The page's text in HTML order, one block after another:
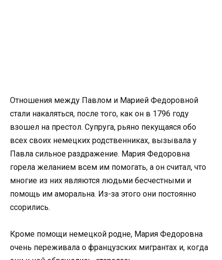
Отношения между Павлом и Марией Федоровной
стали накаляться, после того, как он в 1796 году
взошел на престол. Супруга, рьяно пекущаяся обо
всех своих немецких родственниках, вызывала у
Павла сильное раздражение. Мария Федоровна
горела желанием всем им помогать, а он считал, что
многие из них являются людьми бесчестными и
помощь им аморальна. Из-за этого они постоянно
ссорились.
Кроме помощи немецкой родне, Мария Федоровна
очень переживала о французских мигрантах и, когда